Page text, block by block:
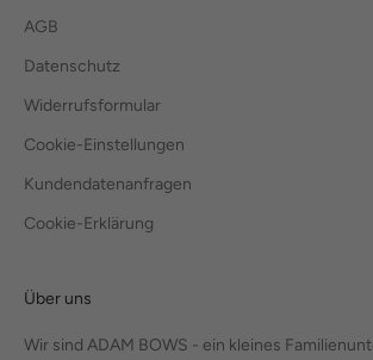
AGB
Datenschutz
Widerrufsformular
Cookie-Einstellungen
Kundendatenanfragen
Cookie-Erklärung
Über uns
Wir sind ADAM BOWS - ein kleines